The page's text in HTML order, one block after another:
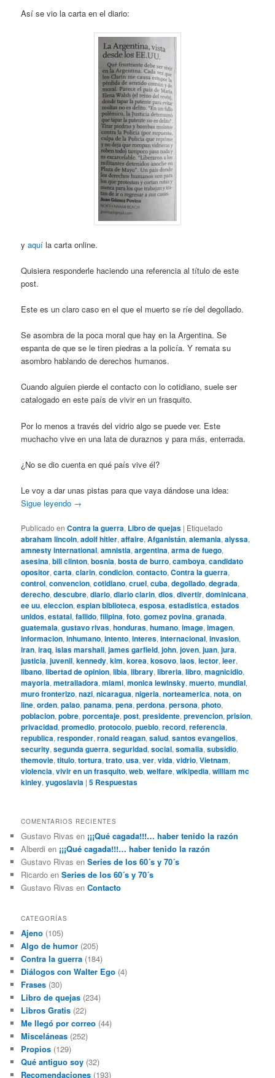
Así se vio la carta en el diario:
yaquí la carta online.
Quisiera responderle haciendo una referencia al título de este
post.
Este es un claro caso en el que el muerto se ríe del degollado.
Se asombra de la poca moral que hay en la Argentina. Se
espanta de que se le tiren piedras a la policía. Y remata su
asombro hablando de derechos humanos.
Cuando alguien pierde el contacto con lo cotidiano, suele ser
catalogado en este país de vivir en un frasquito.
Por lo menos a través del vidrio algo se puede ver. Este
muchacho vive en una lata de duraznos y para más, enterrada.
¿No se dio cuenta en qué país vive él?
Le voy a dar unas pistas para que vaya dándose una idea:
Sigue leyendo →
Publicado en Contra la guerra, Libro de quejas | Etiquetado
abraham lincoln,adolf hitler,affaire,Afganistán,alemania,alyssa,
amnesty international,amnistia,argentina,arma de fuego,
asesina,bill clinton,bosnia,bosta de burro,camboya,candidato
opositor,carta,clarin,condicion,contacto,Contra la guerra,
control,convencion,cotidiano,cruel,cuba,degollado,degrada,
derecho,descubre,diario,diario clarin,dios,divertir,dominicana,
ee uu,eleccion,espian biblioteca,esposa,estadistica,estados
unidos,estatal,fallido,filipina,foto,gomez povina,granada,
guatemala,gustavo rivas,honduras,humano,image,imagen,
informacion,inhumano,intento,interes,internacional,invasion,
iran,iraq,islas marshall,james garfield,john,joven,juan,jura,
justicia,juvenil,kennedy,kim,korea,kosovo,laos,lector,leer,
libano,libertad de opinion,libia,library,libreria,libro,magnicidio,
mayoria,metralladora,miami,monica lewinsky,muerto,mundial,
muro fronterizo,nazi,nicaragua,nigeria,norteamerica,nota,on
line,orden,palao,panama,pena,perdona,persona,photo,
poblacion,pobre,porcentaje,post,presidente,prevencion,prision,
privacidad,promedio,protocolo,pueblo,record,referencia,
republica,responder,ronald reagan,salud,santos evangelios,
security,segunda guerra,seguridad,social,somalia,subsidio,
themovie,titulo,tortura,trato,usa,ver,vida,vidrio,Vietnam,
violencia,vivir en un frasquito,web,welfare,wikipedia,william mc
kinley,yugoslavia |5 Respuestas
COMENTARIOS RECIENTES
Gustavo Rivas en ¡¡¡Qué cagada!!!… haber tenido la razón
Alberdi en ¡¡¡Qué cagada!!!… haber tenido la razón
Gustavo Rivas enSeries de los 60´s y 70´s
Ricardo enSeries de los 60´s y 70´s
Gustavo Rivas enContacto
CATEGORÍAS
Ajeno (105)
Algo de humor (205)
Contra la guerra (184)
Diálogos con Walter Ego (4)
Frases (30)
Libro de quejas (234)
Libros Gratis (22)
Me llegó por correo (44)
Misceláneas (252)
Propios (129)
Qué antiguo soy (32)
Recomendaciones (193)